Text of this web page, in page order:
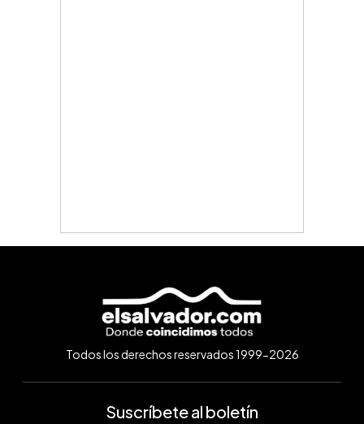
Todos los derechos reservados 1999-2026
Suscríbete al boletín